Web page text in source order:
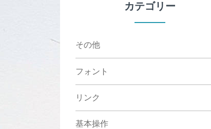
カテゴリー
その他
フォント
リンク
基本操作